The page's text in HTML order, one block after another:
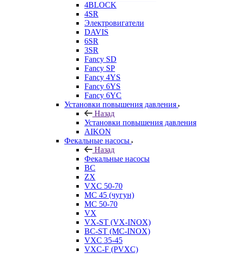
4BLOCK
4SR
Электровигатели
DAVIS
6SR
3SR
Fancy SD
Fancy SP
Fancy 4YS
Fancy 6YS
Fancy 6YC
Установки повышения давления
Назад
Установки повышения давления
AIKON
Фекальные насосы
Назад
Фекальные насосы
BC
ZX
VXC 50-70
MC 45 (чугун)
MC 50-70
VX
VX-ST (VX-INOX)
BC-ST (MC-INOX)
VXC 35-45
VXC-F (PVXC)